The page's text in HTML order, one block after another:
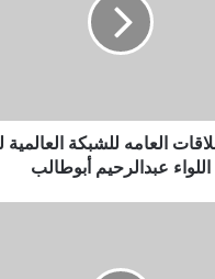
العامه للشبكة العالمية
اللواء عبدالرحيم أبوطالب